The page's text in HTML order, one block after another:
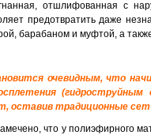
отшлифованная с
предотвратить даже
барабаном и муфтой, а
очевидным, что
оставив традиционные
что у полиэфирного